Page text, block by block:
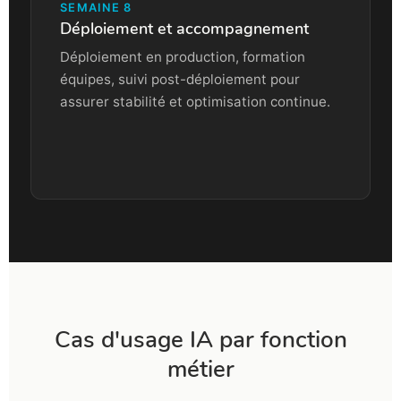
SEMAINE 8
Déploiement et accompagnement
Déploiement en production, formation
équipes, suivi post-déploiement pour
assurer stabilité et optimisation continue.
Cas d'usage IA par fonction
métier